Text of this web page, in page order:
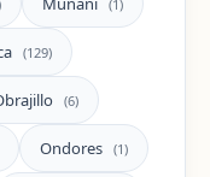
(1)
(129)
(6)
Ondores (1)